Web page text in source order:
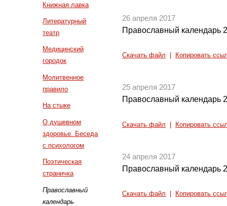
Книжная лавка
Литературный
театр
Медицинский
городок
Молитвенное
правило
На стыке
О душевном
здоровье. Беседа
с психологом
Поэтическая
страничка
Православный
календарь
26 апреля 2017
Православный календарь
Скачать файл Копировать
25 апреля 2017
Православный календарь
Скачать файл Копировать
24 апреля 2017
Православный календарь
Скачать файл Копировать